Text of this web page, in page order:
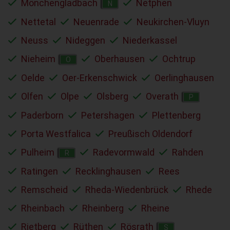
Mönchengladbach N
Netphen
Nettetal
Neuenrade
Neukirchen-Vluyn
Neuss
Nideggen
Niederkassel
Nieheim
O Oberhausen
Ochtrup
Oelde
Oer-Erkenschwick
Oerlinghausen
Olfen
Olpe Olsberg Overath P
Paderborn Petershagen
Plettenberg
Porta Westfalica
Preußisch Oldendorf
Pulheim
R Radevormwald
Rahden
Ratingen
Recklinghausen
Rees
Remscheid
Rheda-Wiedenbrück
Rhede
Rheinbach
Rheinberg
Rheine
Rietberg
Rüthen Rösrath S